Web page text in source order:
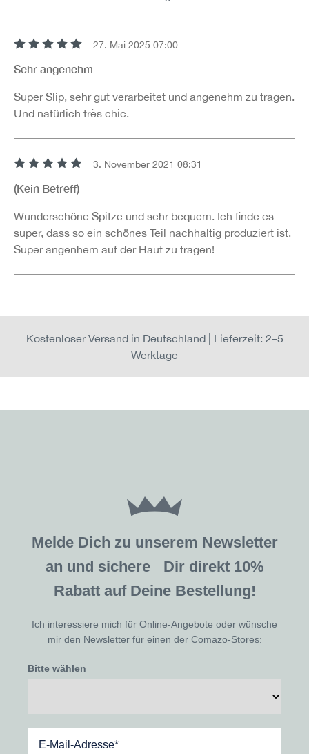
27. Mai 2025 07:00
Sehr angenehm
Super Slip, sehr gut verarbeitet und angenehm zu tragen.
Und natürlich très chic.
3. November 2021 08:31
(Kein Betreff)
Wunderschöne Spitze und sehr bequem. Ich finde es
super, dass so ein schönes Teil nachhaltig produziert ist.
Super angenhem auf der Haut zu tragen!
Kostenloser Versand in Deutschland | Lieferzeit: 2–5
Werktage
Melde Dich zu unserem Newsletter
an und sichere Dir direkt 10%
Rabatt auf Deine Bestellung!
Ich interessiere mich für Online-Angebote oder wünsche
mir den Newsletter für einen der Comazo-Stores:
Bitte wählen